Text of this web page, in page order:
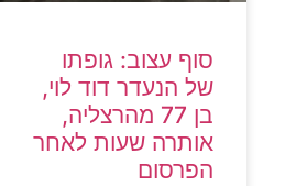
סוף עצוב: גופתו
של הנעדר דוד לוי,
בן 77 מהרצליה,
אותרה שעות לאחר
הפרסום